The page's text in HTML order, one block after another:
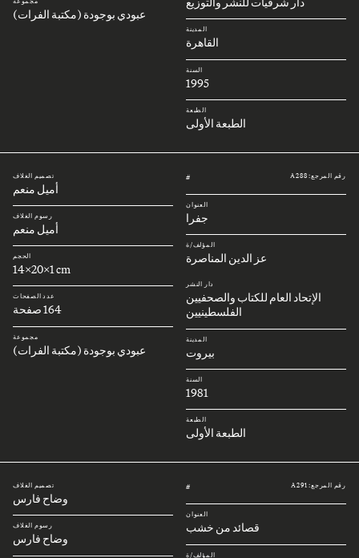
المدينة
القاهرة
السنة
1995
الطبعة
الطبعة الأولى
عبودي بوجودة (مكتبة الفرات)
رقم المرجع: A288 #
العنوان
جفرا
المؤلف/ة
عز الدين المناصرة
دار النشر
الإتحاد العام للكتاب والصحفيين
الفلسطينيين
المدينة
بيروت
السنة
1981
الطبعة
الطبعة الأولى
تصميم الغلاف
أميل منعم
رسوم الغلاف
أميل منعم
الحجم
14x20x1 cm
عدد الصفحات
164 صفحة
مجموعة
عبودي بوجودة (مكتبة الفرات)
رقم المرجع: A291 #
العنوان
قصائد من خشب
المؤلف/ة
تصميم الغلاف
وضاح فارس
رسوم الغلاف
وضاح فارس